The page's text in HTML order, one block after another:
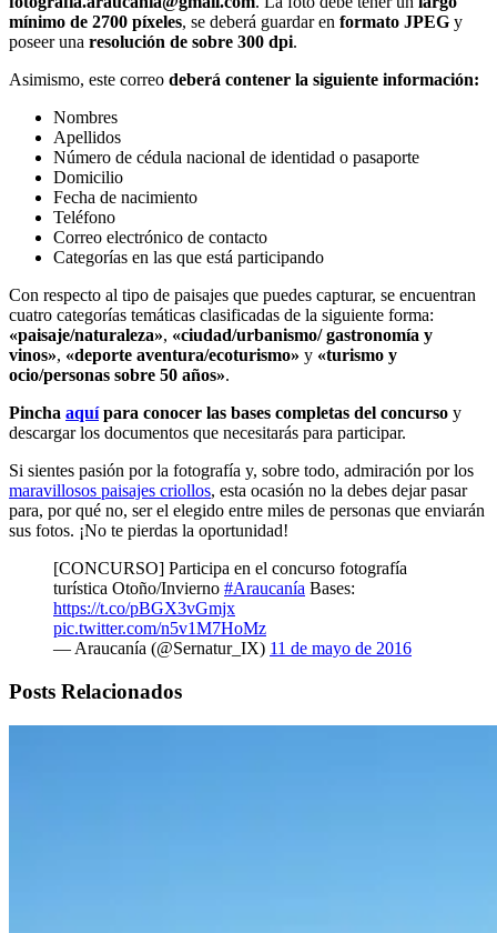
mínimo de 2700 píxeles, se deberá guardar en formato JPEG y
poseer una resolución de sobre 300 dpi.
Asimismo, este correo deberá contener la siguiente información:
Nombres
Apellidos
Número de cédula nacional de identidad o pasaporte
Domicilio
Fecha de nacimiento
Teléfono
Correo electrónico de contacto
Categorías en las que está participando
Con respecto al tipo de paisajes que puedes capturar, se encuentran
cuatro categorías temáticas clasificadas de la siguiente forma:
«paisaje/naturaleza», «ciudad/urbanismo/ gastronomía y
vinos», «deporte aventura/ecoturismo» y «turismo y
ocio/personas sobre 50 años».
Pincha aquípara conocer las bases completas del concurso y
descargar los documentos que necesitarás para participar.
Si sientes pasión por la fotografía y, sobre todo, admiración por los
maravillosos paisajes criollos, esta ocasión no la debes dejar pasar
para, por qué no, ser el elegido entre miles de personas que enviarán
sus fotos. ¡No te pierdas la oportunidad!
[CONCURSO] Participa en el concurso fotografía
turística Otoño/Invierno #Araucanía Bases:
https://t.co/pBGX3vGmjx
pic.twitter.com/n5v1M7HoMz
— Araucanía (@Sernatur_IX) 11 de mayo de 2016
Posts Relacionados